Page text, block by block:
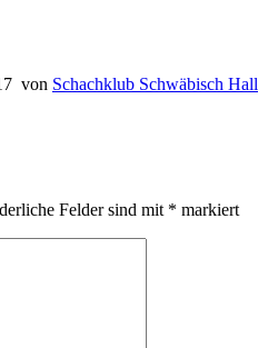
von Schachklub Schwäbisch Hall
Felder sind mit * markiert